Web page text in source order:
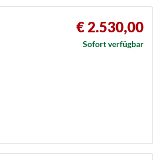
€ 2.530,00
Sofort verfügbar